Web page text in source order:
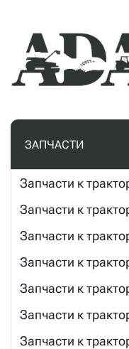
ЗАПЧАСТИ
Запчасти к
Запчасти к
Запчасти к
Запчасти к
Запчасти к
Запчасти к
Запчасти к